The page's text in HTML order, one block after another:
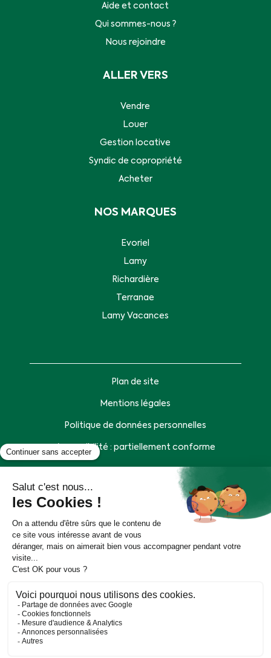
Aide et contact
Qui sommes-nous ?
Nous rejoindre
ALLER VERS
Vendre
Louer
Gestion locative
Syndic de copropriété
Acheter
NOS MARQUES
Evoriel
Lamy
Richardière
Terranae
Lamy Vacances
Plan de site
Mentions légales
Politique de données personnelles
Accessibilité : partiellement conforme